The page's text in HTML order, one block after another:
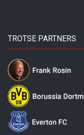
TROTSE PARTNERS